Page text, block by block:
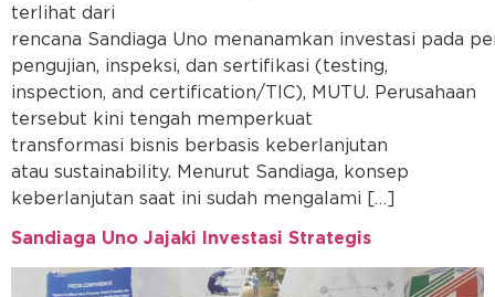
terlihat dari
rencana Sandiaga Uno menanamkan investasi pada
pengujian, inspeksi, dan sertifikasi (testing,
inspection, and certification/TIC), MUTU. Perusahaan
tersebut kini tengah memperkuat
transformasi bisnis berbasis keberlanjutan
atau sustainability. Menurut Sandiaga, konsep
keberlanjutan saat ini sudah mengalami […]
Sandiaga Uno Jajaki Investasi Strategis